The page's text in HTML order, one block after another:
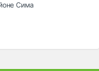
Сима